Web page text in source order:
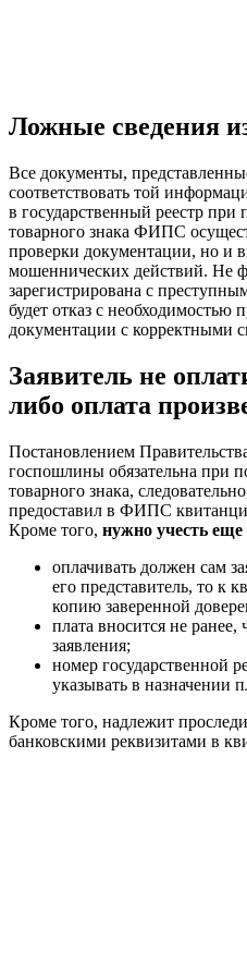
Ложные сведения
Все документы,
соответствовать той
в государственный реестр
товарного знака ФИПС
проверки документации, но и
мошеннических действий. Не
зарегистрирована с
будет отказ с необходимостью
документации с корректными
Заявитель не
либо оплата
Постановлением
госпошлины обязательна при
товарного знака,
предоставил в ФИПС
Кроме того, нужно учесть
оплачивать должен сам
его представитель, то к
копию заверенной
плата вносится не ранее,
заявления;
номер государственной
указывать в назначении
Кроме того, надлежит
банковскими реквизитами в